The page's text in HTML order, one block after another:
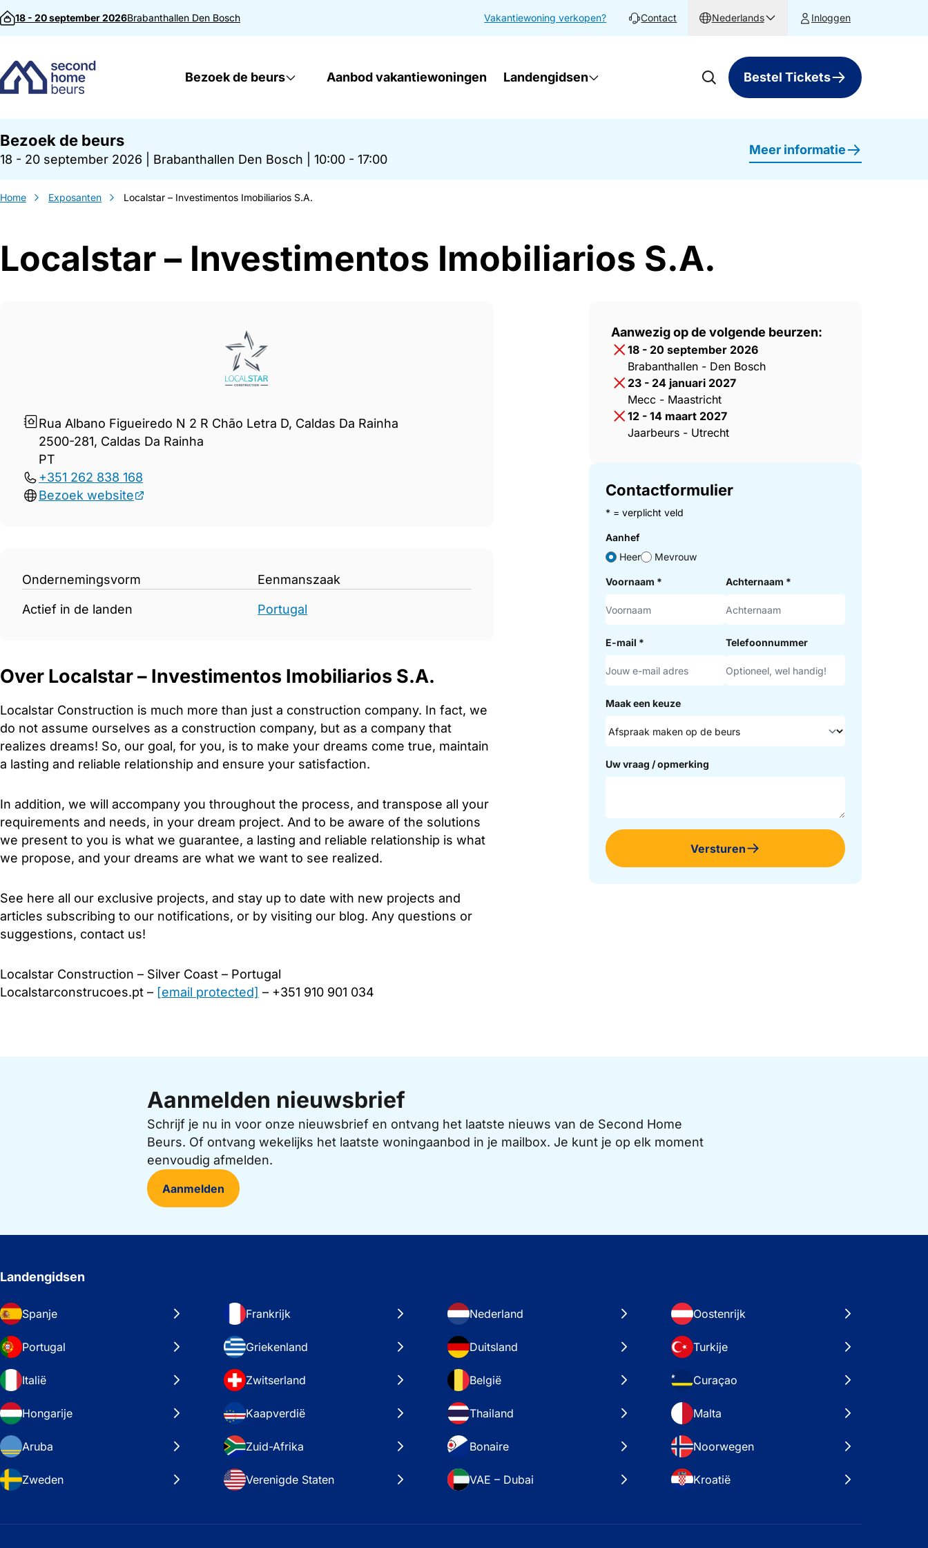
Direct naar inhoud
18 - 20 september 2026Brabanthallen Den Bosch Vakantiewoning verkopen? Contact Nederlands Inloggen
Bezoek de beurs Aanbod vakantiewoningen Landengidsen Bestel Tickets
Bezoek de beurs
18 - 20 september 2026 Brabanthallen Den Bosch 10:00 - 17:00
Meer informatie
Home Exposanten Localstar – Investimentos Imobiliarios S.A.
Localstar – Investimentos Imobiliarios S.A.
Rua Albano Figueiredo N 2 R Chão Letra D, Caldas Da Rainha
2500-281, Caldas Da Rainha
PT
+351 262 838 168
Bezoek website
Ondernemingsvorm Eenmanszaak
Actief in de landen Portugal
Over Localstar – Investimentos Imobiliarios S.A.
Localstar Construction is much more than just a construction company. In fact, we
do not assume ourselves as a construction company, but as a company that
realizes dreams! So, our goal, for you, is to make your dreams come true, maintain
a lasting and reliable relationship and ensure your satisfaction.
In addition, we will accompany you throughout the process, and transpose all your
requirements and needs, in your dream project. And to be aware of the solutions
we present to you is what we guarantee, a lasting and reliable relationship is what
we propose, and your dreams are what we want to see realized.
See here all our exclusive projects, and stay up to date with new projects and
articles subscribing to our notifications, or by visiting our blog. Any questions or
suggestions, contact us!
Localstar Construction – Silver Coast – Portugal
Localstarconstrucoes.pt – [email protected] – +351 910 901 034
Aanwezig op de volgende beurzen:
18 - 20 september 2026
Brabanthallen - Den Bosch
23 - 24 januari 2027
Mecc - Maastricht
12 - 14 maart 2027
Jaarbeurs - Utrecht
Contactformulier
* = verplicht veld
Aanhef
Heer
Mevrouw
Voornaam * Achternaam *
E-mail * Telefoonnummer
Maak een keuze
Uw vraag / opmerking
Versturen
Aanmelden nieuwsbrief
Schrijf je nu in voor onze nieuwsbrief en ontvang het laatste nieuws van de Second Home
Beurs. Of ontvang wekelijks het laatste woningaanbod in je mailbox. Je kunt je op elk moment
eenvoudig afmelden.
Aanmelden
Landengidsen
Spanje Frankrijk Nederland Oostenrijk
Portugal Griekenland Duitsland Turkije
Italië Zwitserland België Curaçao
Hongarije Kaapverdië Thailand Malta
Aruba Zuid-Afrika Bonaire Noorwegen
Zweden Verenigde Staten VAE – Dubai Kroatië